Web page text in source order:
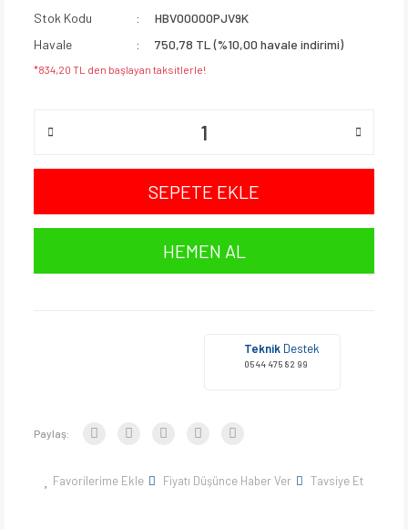
Stok Kodu
HBV00000PJV9K
Havale
750,78 TL (%10,00 havale indirimi)
*834,20 TL den başlayan taksitlerle!
SEPETE EKLE
HEMEN AL
Teknik Destek
0544 475 82 99
Paylaş:
Favorilerime Ekle Fiyatı Düşünce Haber Ver Tavsiye Et